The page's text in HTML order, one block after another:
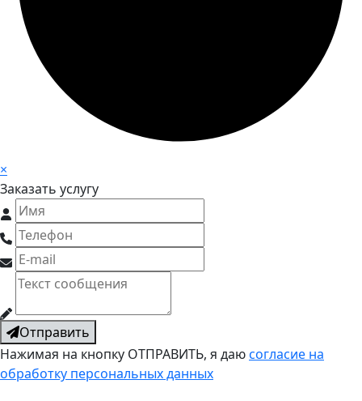
×
Заказать услугу
Отправить
Нажимая на кнопку ОТПРАВИТЬ, я даюсогласие на
обработку персональных данных